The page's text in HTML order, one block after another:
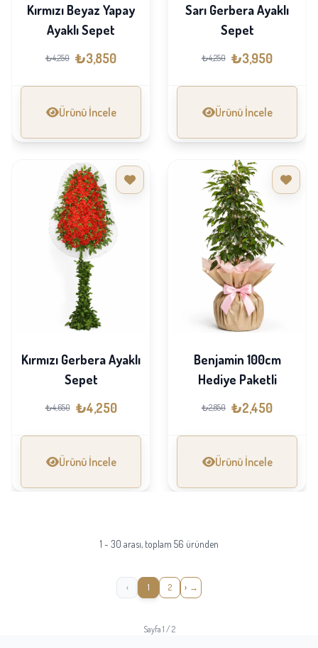
Kırmızı Beyaz Yapay
Ayaklı Sepet
₺4,250 ₺3,850
Ürünü İncele
Sarı Gerbera Ayaklı
Sepet
₺4,250 ₺3,950
Ürünü İncele
Kırmızı Gerbera Ayaklı
Sepet
₺4,650 ₺4,250
Ürünü İncele
Benjamin 100cm
Hediye Paketli
₺2,850 ₺2,450
Ürünü İncele
1 - 30 arası, toplam 56 üründen
‹ 1 2 ›
Sayfa 1 / 2